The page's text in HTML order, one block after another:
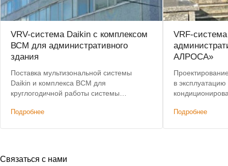
VRV-система Daikin с комплексом
ВСМ для административного
здания
Поставка мультизональной системы
Daikin и комплекса ВСМ для
круглогодичной работы системы
Подробнее
VRF-
АЛРОСА»
в
Подробнее
Связаться с нами